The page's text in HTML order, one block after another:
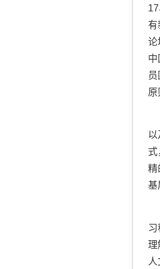
17
有
论
中
原
以
式
精
基
习
理
人